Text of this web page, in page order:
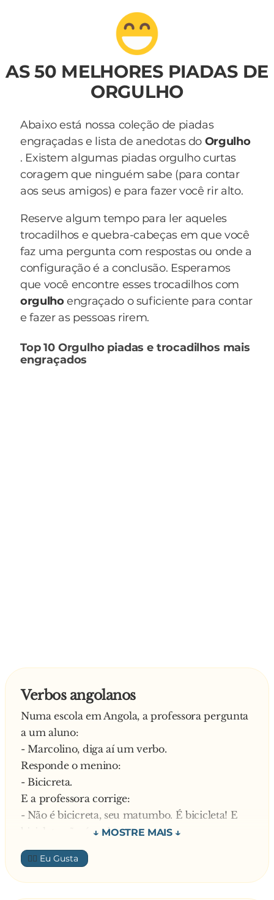
AS 50 MELHORES PIADAS DE
ORGULHO
Abaixo está nossa coleção de piadas
engraçadas e lista de anedotas do Orgulho
. Existem algumas piadas orgulho curtas
coragem que ninguém sabe (para contar
aos seus amigos) e para fazer você rir alto.
Reserve algum tempo para ler aqueles
trocadilhos e quebra-cabeças em que você
faz uma pergunta com respostas ou onde a
configuração é a conclusão. Esperamos
que você encontre esses trocadilhos com
orgulhoengraçado o suficiente para contar
e fazer as pessoas rirem.
Top 10 Orgulho piadas e trocadilhos mais
engraçados
Verbos angolanos
Numa escola em Angola, a professora pergunta
a um aluno:
- Marcolino, diga aí um verbo.
Responde o menino:
- Bicicreta.
E a professora corrige:
- Não é bicicreta, seu matumbo. É bicicleta! E
bicicleta não é verbo.
Depois, perguntou ao segundo aluno:
- Marreta, diga aí um verbo.
- Prástico. – Diz o menino.
- Não é prástico seu b**.... É plástico! E plástico
👍🏼